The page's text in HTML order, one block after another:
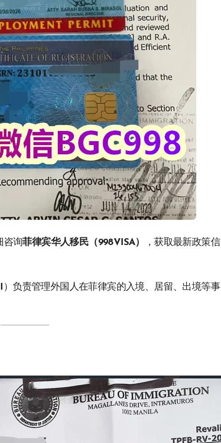
咨询菲律宾华人移民（998VISA）
，获取最新政策信
）负责管理外国人在菲律宾的入境、居留、出境等事